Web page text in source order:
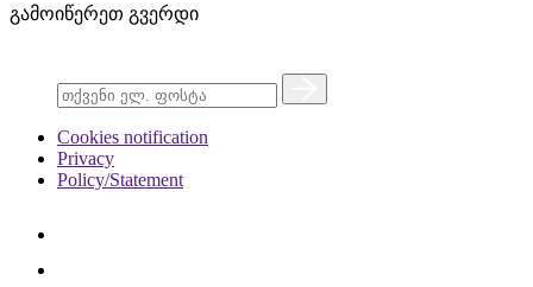
გამოიწერეთ გვერდი
Cookies notification
Privacy
Policy/Statement